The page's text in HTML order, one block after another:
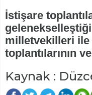
İstişare
milletvekilleri ile
toplantılarının
Kaynak :